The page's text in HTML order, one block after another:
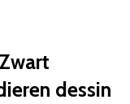
dessin